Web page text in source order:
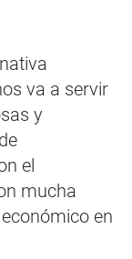
va a servir
y
el
mucha
en